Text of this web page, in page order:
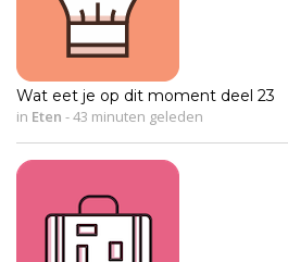
Wat eet je op dit moment deel 23
in Eten -43 minuten geleden